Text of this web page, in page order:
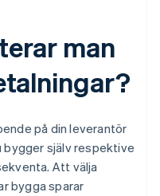
man
på din leverantör
själv respektive
Att välja
bygga sparar